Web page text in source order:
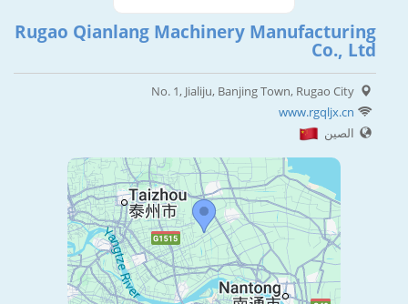
Rugao Qianlang Machinery Manufacturing
Co., Ltd
No. 1, Jialiju, Banjing Town, Rugao City
www.rgqljx.cn
الصين